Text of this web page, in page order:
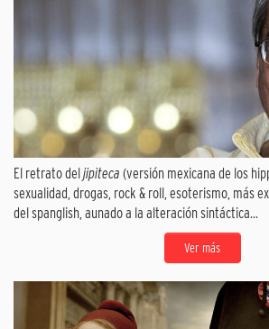
El retrato del jipiteca (versión mexicana de los
sexualidad, drogas, rock & roll, esoterismo, más
del spanglish, aunado a la alteración sintáctica...
Ver más